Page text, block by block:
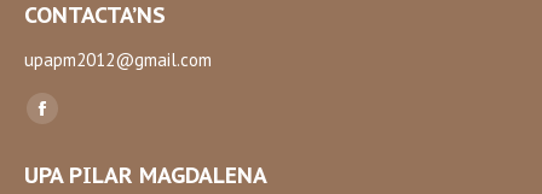
CONTACTA’NS
upapm2012@gmail.com
Find us on:
Facebook
opens
UPA PILAR MAGDALENA